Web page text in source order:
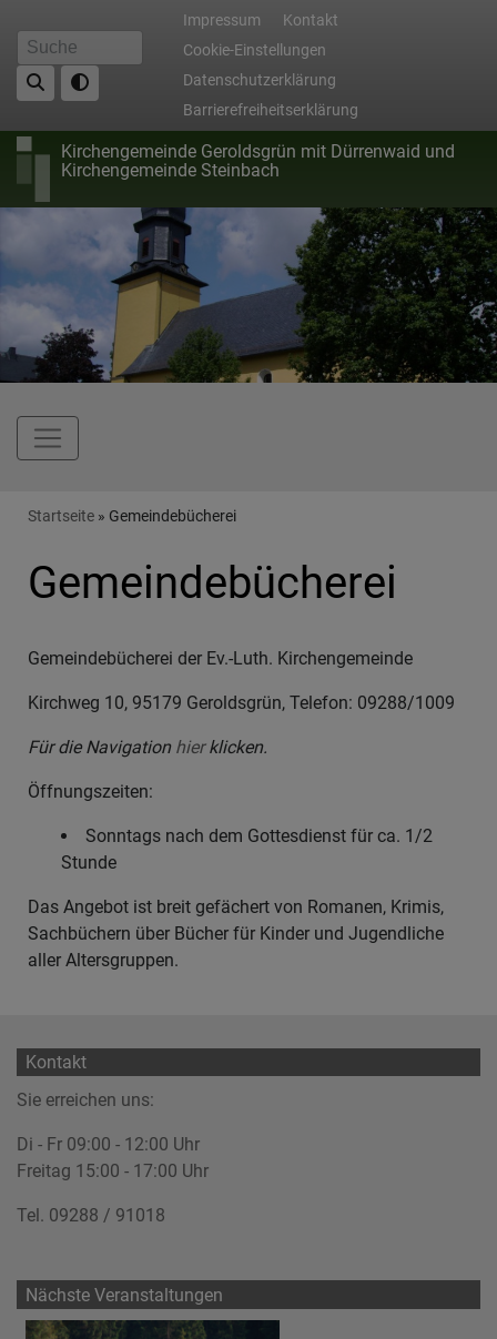
zum
Inhalt
Suche
Fußbereichsmenü
Impressum
Kontakt
Cookie-Einstellungen
Datenschutzerklärung
Barrierefreiheitserklärung
Kirchengemeinde Geroldsgrün mit Dürrenwaid und
Kirchengemeinde Steinbach
Hauptnavigation
Breadcrumb
Startseite Gemeindebücherei
Gemeindebücherei
Gemeindebücherei der Ev.-Luth. Kirchengemeinde
Kirchweg 10, 95179 Geroldsgrün, Telefon: 09288/1009
Für die Navigation hierklicken.
Öffnungszeiten:
Sonntags nach dem Gottesdienst für ca. 1/2
Stunde
Das Angebot ist breit gefächert von Romanen, Krimis,
Sachbüchern über Bücher für Kinder und Jugendliche
aller Altersgruppen.
Kontakt
Sie erreichen uns:
Di - Fr 09:00 - 12:00 Uhr
Freitag 15:00 - 17:00 Uhr
Tel. 09288 / 91018
Nächste Veranstaltungen